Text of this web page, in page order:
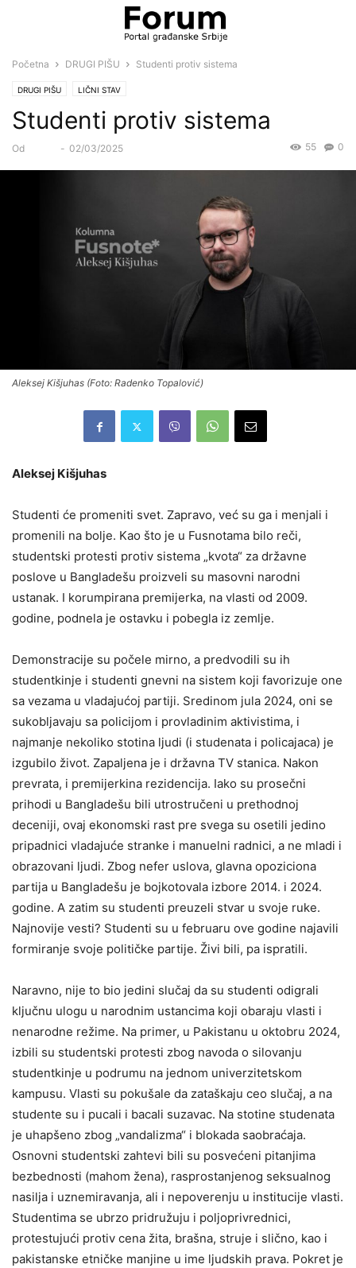
Početna DRUGI PIŠU Studenti protiv sistema
DRUGI PIŠU LIČNI STAV
Studenti protiv sistema
Od - 02/03/2025 0
55
Aleksej Kišjuhas (Foto: Radenko Topalović)
Aleksej Kišjuhas
Studenti će promeniti svet. Zapravo, već su ga i menjali i
promenili na bolje. Kao što je u Fusnotama bilo reči,
studentski protesti protiv sistema „kvota“ za državne
poslove u Bangladešu proizveli su masovni narodni
ustanak. I korumpirana premijerka, na vlasti od 2009.
godine, podnela je ostavku i pobegla iz zemlje.
Demonstracije su počele mirno, a predvodili su ih
studentkinje i studenti gnevni na sistem koji favorizuje one
sa vezama u vladajućoj partiji. Sredinom jula 2024, oni se
sukobljavaju sa policijom i provladinim aktivistima, i
najmanje nekoliko stotina ljudi (i studenata i policajaca) je
izgubilo život. Zapaljena je i državna TV stanica. Nakon
prevrata, i premijerkina rezidencija. Iako su prosečni
prihodi u Bangladešu bili utrostručeni u prethodnoj
deceniji, ovaj ekonomski rast pre svega su osetili jedino
pripadnici vladajuće stranke i manuelni radnici, a ne mladi i
obrazovani ljudi. Zbog nefer uslova, glavna opoziciona
partija u Bangladešu je bojkotovala izbore 2014. i 2024.
godine. A zatim su studenti preuzeli stvar u svoje ruke.
Najnovije vesti? Studenti su u februaru ove godine najavili
formiranje svoje političke partije. Živi bili, pa ispratili.
Naravno, nije to bio jedini slučaj da su studenti odigrali
ključnu ulogu u narodnim ustancima koji obaraju vlasti i
nenarodne režime. Na primer, u Pakistanu u oktobru 2024,
izbili su studentski protesti zbog navoda o silovanju
studentkinje u podrumu na jednom univerzitetskom
kampusu. Vlasti su pokušale da zataškaju ceo slučaj, a na
studente su i pucali i bacali suzavac. Na stotine studenata
je uhapšeno zbog „vandalizma“ i blokada saobraćaja.
Osnovni studentski zahtevi bili su posvećeni pitanjima
bezbednosti (mahom žena), rasprostanjenog seksualnog
nasilja i uznemiravanja, ali i nepoverenju u institucije vlasti.
Studentima se ubrzo pridružuju i poljoprivrednici,
protestujući protiv cena žita, brašna, struje i slično, kao i
pakistanske etničke manjine u ime ljudskih prava. Pokret je